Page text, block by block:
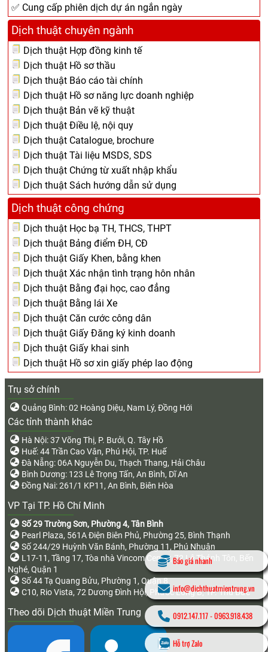
✅ Cung cấp phiên dịch dự án ngắn ngày
Dịch thuật chuyên ngành
Dịch thuật Hợp đồng kinh tế
Dịch thuật Hồ sơ thầu
Dịch thuật Báo cáo tài chính
Dịch thuật Hồ sơ năng lực doanh nghiệp
Dịch thuật Bản vẽ kỹ thuật
Dịch thuật Điều lệ, nội quy
Dịch thuật Catalogue, brochure
Dịch thuật Tài liệu MSDS, SDS
Dịch thuật Chứng từ xuất nhập khẩu
Dịch thuật Sách hướng dẫn sử dụng
Dịch thuật công chứng
Dịch thuật Học bạ TH, THCS, THPT
Dịch thuật Bảng điểm ĐH, CĐ
Dịch thuật Giấy Khen, bằng khen
Dịch thuật Xác nhận tình trạng hôn nhân
Dịch thuật Bằng đại học, cao đẳng
Dịch thuật Bằng lái Xe
Dịch thuật Căn cước công dân
Dịch thuật Giấy Đăng ký kinh doanh
Dịch thuật Giấy khai sinh
Dịch thuật Hồ sơ xin giấy phép lao động
Trụ sở chính
Quảng Bình: 02 Hoàng Diệu, Nam Lý, Đồng Hới
Các tỉnh thành khác
Hà Nội: 37 Võng Thị, P. Bưởi, Q. Tây Hồ
Huế: 44 Trần Cao Vân, Phú Hội, TP. Huế
Đà Nẵng: 06A Nguyễn Du, Thạch Thang, Hải Châu
Bình Dương: 123 Lê Trọng Tấn, An Bình, Dĩ An
Đồng Nai: 261/1 KP11, An Bình, Biên Hòa
VP Tại TP. Hồ Chí Minh
Số 29 Trường Sơn, Phường 4, Tân Bình
Pearl Plaza, 561A Điện Biên Phủ, Phường 25, Bình Thạnh
Số 244/29 Huỳnh Văn Bánh, Phường 11, Phú Nhuận
L17-11, Tầng 17, Tòa nhà Vincom Center, 72 Lê Thánh Tôn, Bến
Nghé, Quận 1
Số 44 Tạ Quang Bửu, Phường 1, Quận 8
C10, Rio Vista, 72 Dương Đình Hội, Phước Long B, TP. Thủ Đức
Theo dõi Dịch thuật Miền Trung
Báo giá nhanh
info@dichthuatmientrung.vn
0912.147.117-0963.918.438
Hỗ trợ Zalo